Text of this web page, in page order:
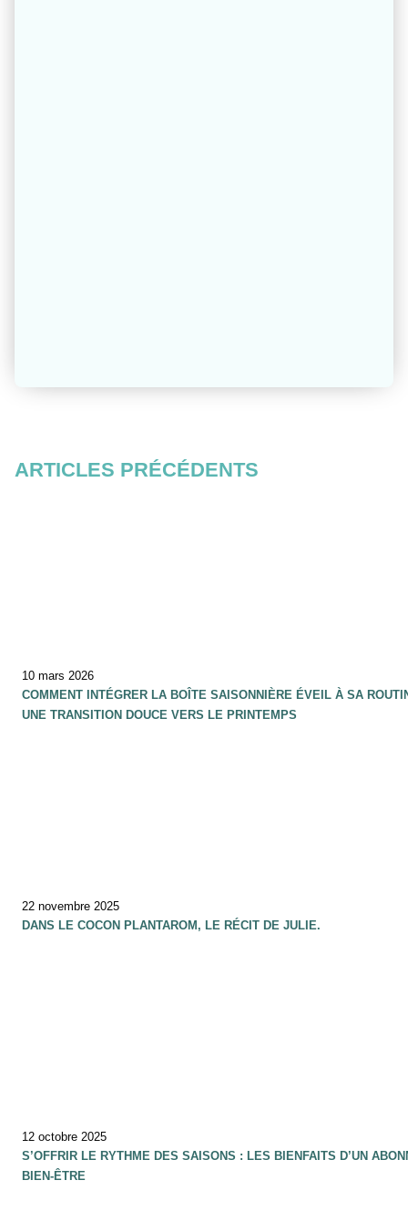
ARTICLES PRÉCÉDENTS
10 mars 2026
COMMENT INTÉGRER LA BOÎTE SAISONNIÈRE ÉVEIL À SA
UNE TRANSITION DOUCE VERS LE PRINTEMPS
22 novembre 2025
DANS LE COCON PLANTAROM, LE RÉCIT DE JULIE.
12 octobre 2025
S’OFFRIR LE RYTHME DES SAISONS : LES BIENFAITS D’UN
BIEN-ÊTRE